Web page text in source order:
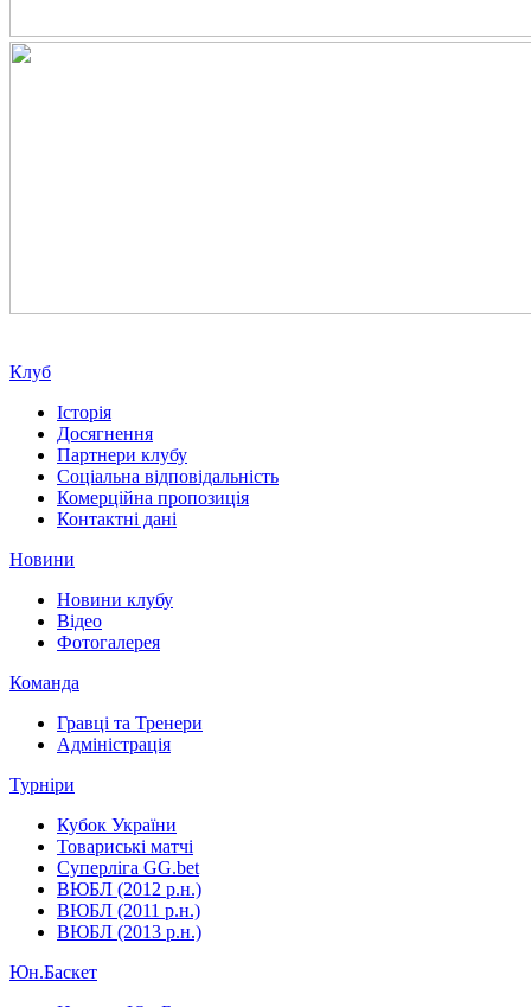
Клуб
Історія
Досягнення
Партнери клубу
Соціальна відповідальність
Комерційна пропозиція
Контактні дані
Новини
Новини клубу
Відео
Фотогалерея
Команда
Гравці та Тренери
Адміністрація
Турніри
Кубок України
Товариські матчі
Суперліга GG.bet
ВЮБЛ (2012 р.н.)
ВЮБЛ (2011 р.н.)
ВЮБЛ (2013 р.н.)
Юн.Баскет